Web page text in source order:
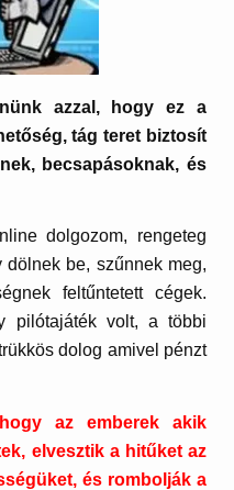
azzal, hogy ez a
tág teret biztosít
becsapásoknak, és
dolgozom, rengeteg
dölnek be, szűnnek meg,
feltűntetett cégek.
pilótajáték volt, a többi
dolog amivel pénzt
az emberek akik
elvesztik a hitűket az
és rombolják a